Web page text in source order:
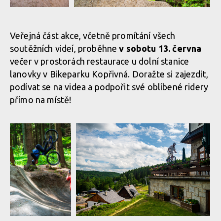
Pozvánka:
Shredit Reel
2026 - 13.
června
2026 - 13.
června
v Bikeparku
Pozvánka:
Shredit Reel
2026 - 13.
června
v Bikeparku
Kopřivná
Pozvánka: Shredit Reel 2026 - 13. června
v Bikeparku Kopřivná
v Bikeparku Kopřivná
Pozvánka: Shredit Reel 2026 - 13. června
v Bikeparku Kopřivná
Veřejná část akce, včetně promítání všech
soutěžních videí, proběhnev sobotu 13. června
večer v prostorách restaurace u dolní stanice
lanovky v Bikeparku Kopřivná. Doražte si zajezdit,
podívat se na videa a podpořit své oblíbené ridery
přímo na místě!